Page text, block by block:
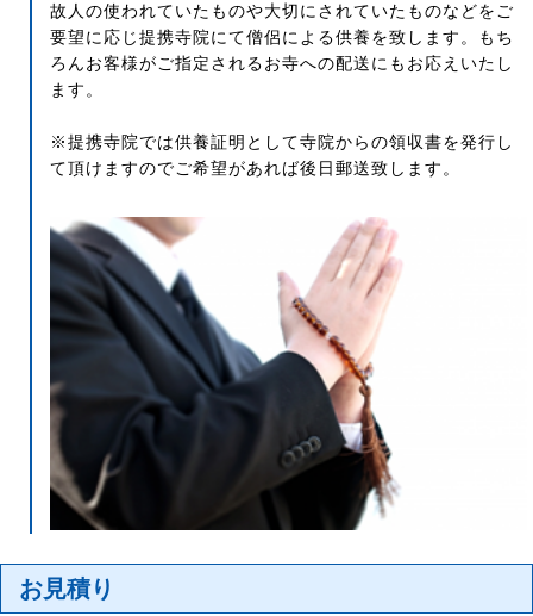
故人の使われていたものや大切にされていたものなどをご
要望に応じ提携寺院にて僧侶による供養を致します。もち
ろんお客様がご指定されるお寺への配送にもお応えいたし
ます。
※提携寺院では供養証明として寺院からの領収書を発行し
て頂けますのでご希望があれば後日郵送致します。
お見積り